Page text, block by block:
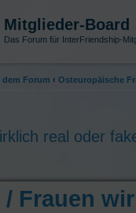
Mitglieder-Board
Das Forum für InterFriendship-
dem Forum ‹ Osteuropäische
real oder
Frauen